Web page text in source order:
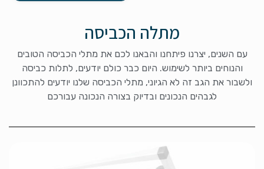
מתלה הכביסה
עם השנים, יצרנו פיתחנו והבאנו לכם את מתלי הכביסה הטובים
והנוחים ביותר לשימוש. היום כבר כולם יודעים, לתלות כביסה
ולשבור את הגב זה לא הגיוני, מתלי הכביסה שלנו יודעים להתכוונן
לגבהים הנכונים ובדיוק בצורה הנכונה עבורכם